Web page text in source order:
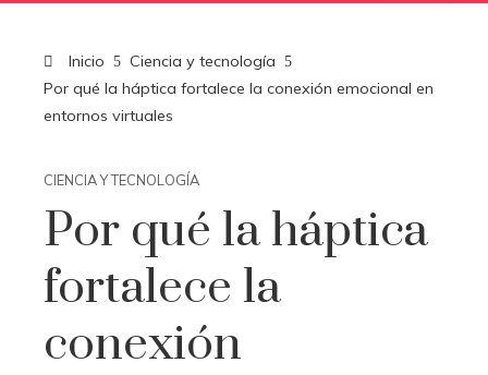
Inicio
Ciencia y tecnología
Por qué la háptica fortalece la conexión emocional en
entornos virtuales
CIENCIA Y TECNOLOGÍA
Por qué la háptica
fortalece la
conexión